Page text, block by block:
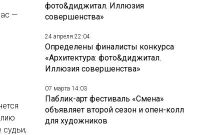
—
судьи,
фото&диджитал. Иллюзия
совершенства»
24 апреля 22:04
Определены финалисты конкурса
«Архитектура: фото&диджитал.
Иллюзия совершенства»
07 марта 14:03
Паблик-арт фестиваль «Смена»
объявляет второй сезон и опен-колл
для художников